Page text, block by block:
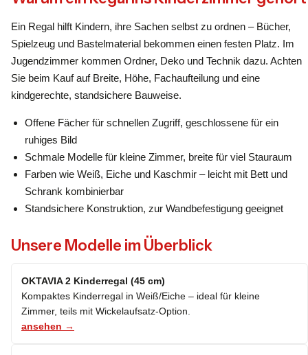
Ein Regal hilft Kindern, ihre Sachen selbst zu ordnen – Bücher,
Spielzeug und Bastelmaterial bekommen einen festen Platz. Im
Jugendzimmer kommen Ordner, Deko und Technik dazu. Achten
Sie beim Kauf auf Breite, Höhe, Fachaufteilung und eine
kindgerechte, standsichere Bauweise.
Offene Fächer für schnellen Zugriff, geschlossene für ein
ruhiges Bild
Schmale Modelle für kleine Zimmer, breite für viel Stauraum
Farben wie Weiß, Eiche und Kaschmir – leicht mit Bett und
Schrank kombinierbar
Standsichere Konstruktion, zur Wandbefestigung geeignet
Unsere Modelle im Überblick
OKTAVIA 2 Kinderregal (45 cm)
Kompaktes Kinderregal in Weiß/Eiche – ideal für kleine
Zimmer, teils mit Wickelaufsatz-Option.
ansehen →